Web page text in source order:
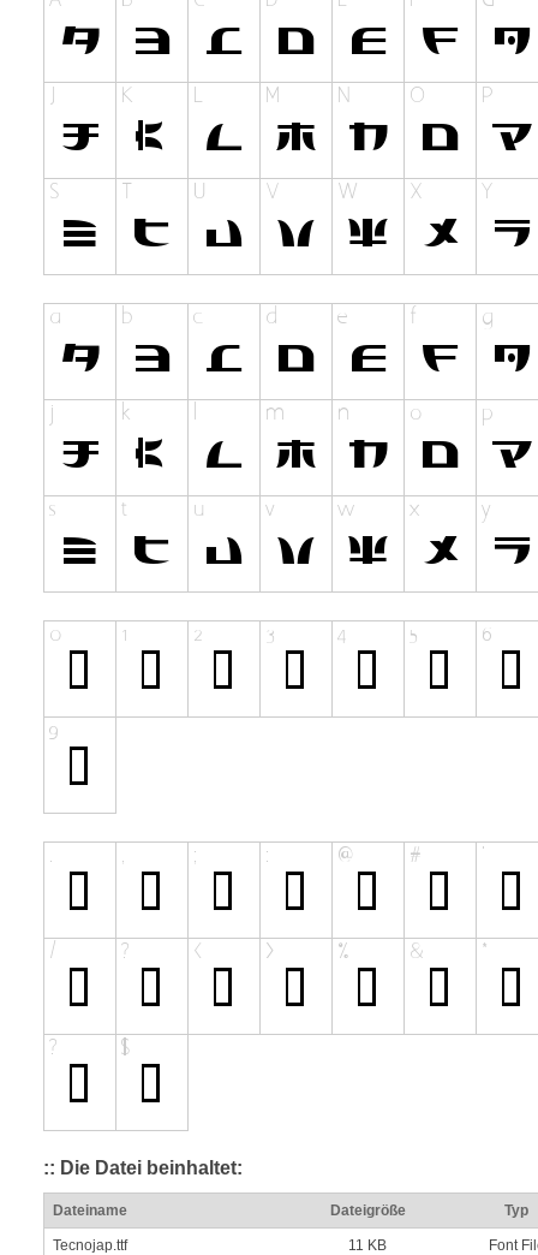
:: Die Datei beinhaltet:
Dateiname Dateigröße Typ
Tecnojap.ttf 11 KB Font